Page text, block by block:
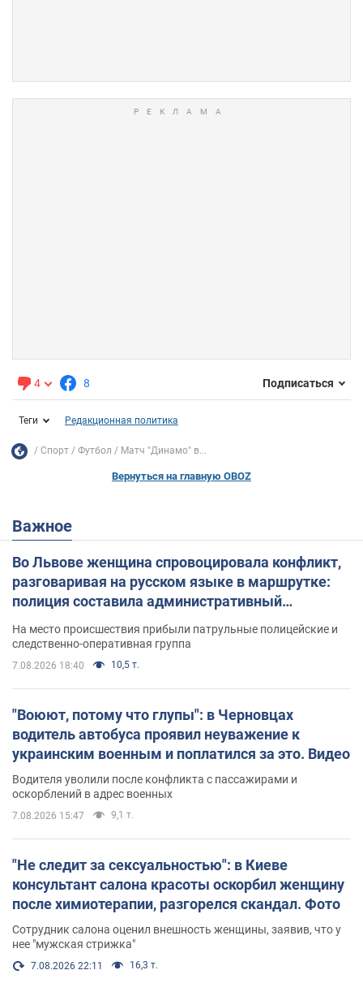
4 8 Подписаться
Теги Редакционная политика
Спорт Футбол Матч "Динамо" в...
Вернуться на главную OBOZ
Важное
Во Львове женщина спровоцировала конфликт,
разговаривая на русском языке в маршрутке:
полиция составила административный
На место происшествия прибыли патрульные полицейские и
следственно-оперативная группа
7.08.2026 18:40 10,5 т.
"Воюют, потому что глупы": в Черновцах
водитель автобуса проявил неуважение к
украинским военным и поплатился за это. Видео
Водителя уволили после конфликта с пассажирами и
оскорблений в адрес военных
7.08.2026 15:47 9,1 т.
"Не следит за сексуальностью": в Киеве
консультант салона красоты оскорбил женщину
после химиотерапии, разгорелся скандал. Фото
Сотрудник салона оценил внешность женщины, заявив, что у
нее "мужская стрижка"
7.08.2026 22:11 16,3 т.